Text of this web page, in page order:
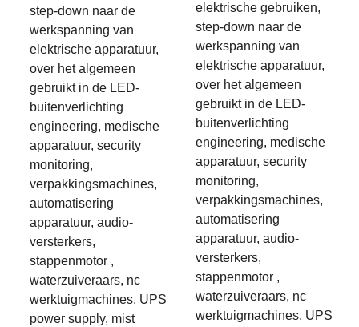
step-down naar de
werkspanning van
elektrische apparatuur,
over het algemeen
gebruikt in de LED-
buitenverlichting
engineering, medische
apparatuur, security
monitoring,
verpakkingsmachines,
automatisering
apparatuur, audio-
versterkers,
stappenmotor ,
waterzuiveraars, nc
werktuigmachines, UPS
power supply, mist
elektrische gebruiken,
step-down naar de
werkspanning van
elektrische apparatuur,
over het algemeen
gebruikt in de LED-
buitenverlichting
engineering, medische
apparatuur, security
monitoring,
verpakkingsmachines,
automatisering
apparatuur, audio-
versterkers,
stappenmotor ,
waterzuiveraars, nc
werktuigmachines, UPS